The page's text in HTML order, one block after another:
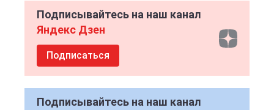
Подписывайтесь на наш канал
Яндекс Дзен
Подписаться
Подписывайтесь на наш канал